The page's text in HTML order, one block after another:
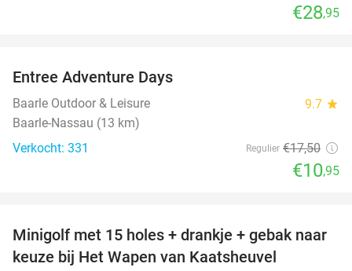
€28,95
Entree Adventure Days
Baarle Outdoor & Leisure 9.7 star
Baarle-Nassau (13 km)
Verkocht: 331
Regulier €17,50
€10,95
48%
Minigolf met 15 holes + drankje + gebak naar
keuze bij Het Wapen van Kaatsheuvel